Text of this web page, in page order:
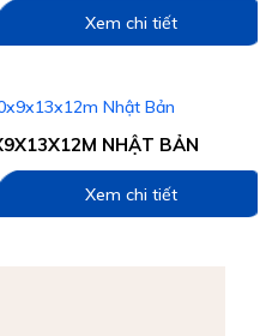
Xem chi tiết
NHẬT BẢN
Xem chi tiết